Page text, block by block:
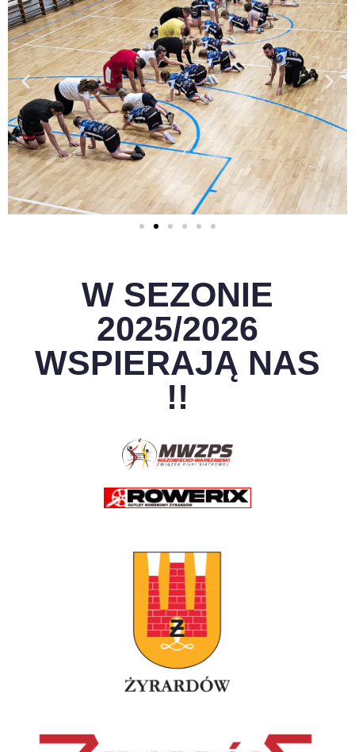
W SEZONIE
2025/2026
WSPIERAJĄ NAS
!!